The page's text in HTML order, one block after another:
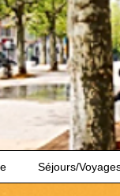
Séjours/